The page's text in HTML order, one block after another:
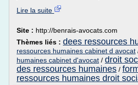
Lire la suite
Site : http://benrais-avocats.com
Thèmes liés : dees ressources
ressources humaines cabinet d avocat
humaines cabinet d'avocat / droit
des ressources humaines /
ressources humaines droit